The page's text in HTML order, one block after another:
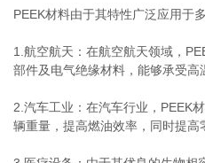
PEEK材料由于其特性广泛应用于
1.航空航天：在航空航天领域，
部件及电气绝缘材料，能够承受高
2.汽车工业：在汽车行业，PEEK
辆重量，提高燃油效率，同时提高